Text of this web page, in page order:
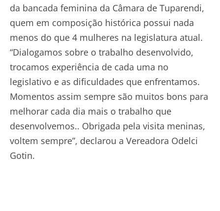
da bancada feminina da Câmara de Tuparendi,
quem em composição histórica possui nada
menos do que 4 mulheres na legislatura atual.
“Dialogamos sobre o trabalho desenvolvido,
trocamos experiência de cada uma no
legislativo e as dificuldades que enfrentamos.
Momentos assim sempre são muitos bons para
melhorar cada dia mais o trabalho que
desenvolvemos.. Obrigada pela visita meninas,
voltem sempre”, declarou a Vereadora Odelci
Gotin.